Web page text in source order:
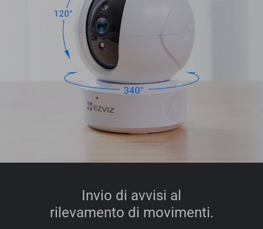
Invio di avvisi al
rilevamento di movimenti.